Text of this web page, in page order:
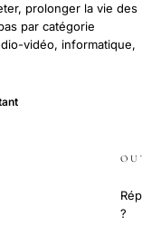
prolonger la vie des
par catégorie
vidéo, informatique,
?